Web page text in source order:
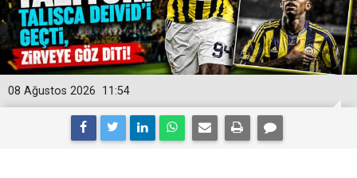
11:54
08 Ağustos 2026